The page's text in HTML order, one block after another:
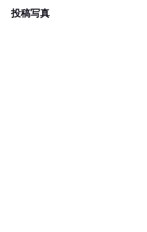
投稿写真